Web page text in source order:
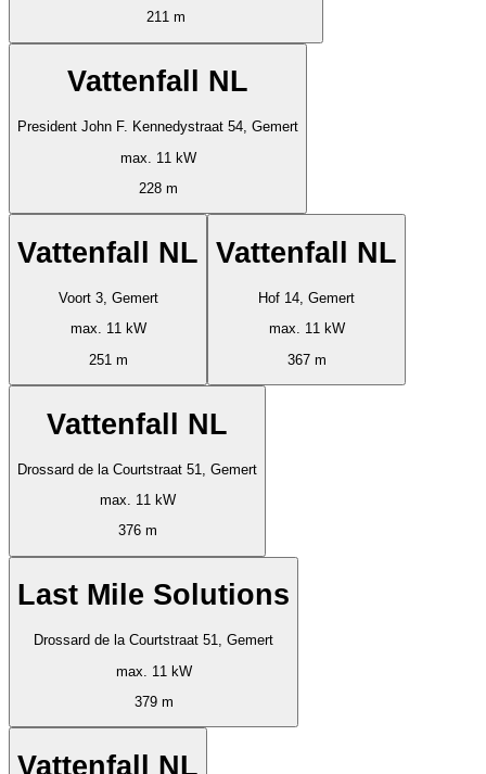
211 m
Vattenfall NL
President John F. Kennedystraat 54, Gemert
max. 11 kW
228 m
Vattenfall NL
Voort 3, Gemert
max. 11 kW
251 m
Vattenfall NL
Hof 14, Gemert
max. 11 kW
367 m
Vattenfall NL
Drossard de la Courtstraat 51, Gemert
max. 11 kW
376 m
Last Mile Solutions
Drossard de la Courtstraat 51, Gemert
max. 11 kW
379 m
Vattenfall NL